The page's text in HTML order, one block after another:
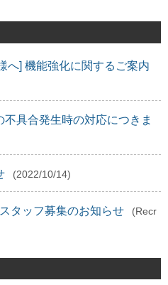
へ] 機能強化に関するご案内
具合発生時の対応につきま
(2022/10/14)
タッフ募集のお知らせ
(Recr